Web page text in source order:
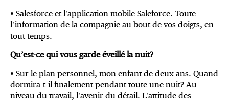
• Salesforce et l’application mobile Saleforce. Toute
l’information de la compagnie au bout de vos doigts, en
tout temps.
Qu’est-ce qui vous garde éveillé la nuit?
• Sur le plan personnel, mon enfant de deux ans. Quand
dormira-t-il finalement pendant toute une nuit? Au
niveau du travail, l’avenir du détail. L’attitude des